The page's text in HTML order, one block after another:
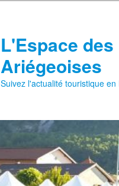
L'Espace
Ariégeoises
Suivez l'actualité touristique